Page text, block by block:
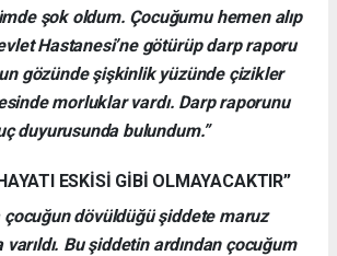
şok oldum. Çocuğumu hemen alıp
Hastanesi’ne götürüp darp raporu
gözünde şişkinlik yüzünde çizikler
morluklar vardı. Darp raporunu
duyurusunda bulundum.”
ESKİSİ GİBİ OLMAYACAKTIR”
çocuğun dövüldüğü şiddete maruz
varıldı. Bu şiddetin ardından çocuğum